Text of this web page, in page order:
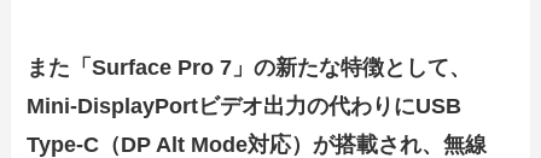
また「Surface Pro 7」の新たな特徴として、
Mini-DisplayPortビデオ出力の代わりにUSB
Type-C（DP Alt Mode対応）が搭載され、無線